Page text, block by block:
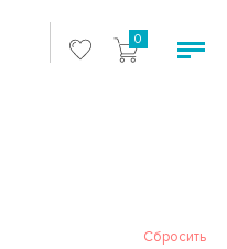
0
Сбросить